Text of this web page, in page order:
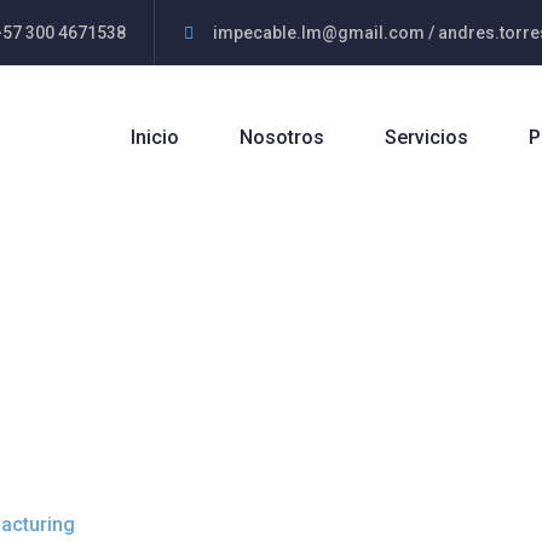
300 4671538 impecable.lm@gmail.com /
Inicio Nosotros Servicios